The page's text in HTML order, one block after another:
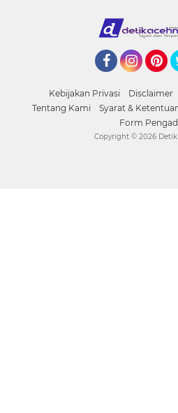
Kebijakan Privasi Disclaimer
Tentang Kami
Syarat &
Form
Copyright © 2026